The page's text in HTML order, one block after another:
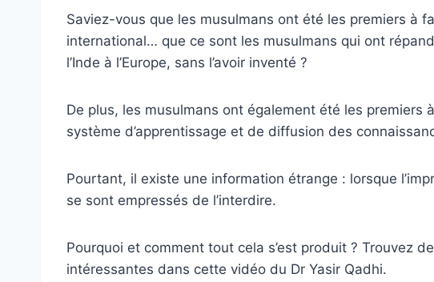
Saviez-vous que les musulmans ont été les premiers à
international… que ce sont les musulmans qui ont
l’Inde à l’Europe, sans l’avoir inventé ?
De plus, les musulmans ont également été les premiers
système d’apprentissage et de diffusion des
Pourtant, il existe une information étrange : lorsque
se sont empressés de l’interdire.
Pourquoi et comment tout cela s’est produit ? Trouvez
intéressantes dans cette vidéo du Dr Yasir Qadhi.